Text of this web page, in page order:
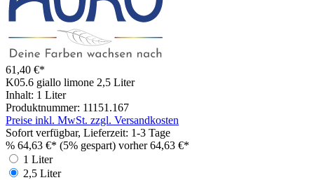
61,40 €*
K05.6 giallo limone 2,5 Liter
Inhalt: 1 Liter
Produktnummer: 11151.167
Preise inkl. MwSt. zzgl. Versandkosten
Sofort verfügbar, Lieferzeit: 1-3 Tage
% 64,63 €* (5% gespart) vorher 64,63 €*
1 Liter
2,5 Liter